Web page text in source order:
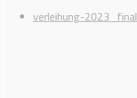
verleihung-2023_final